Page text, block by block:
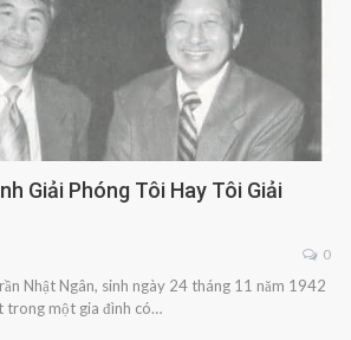
Giải Phóng Tôi Hay Tôi Giải
0
Nhật Ngân, sinh ngày 24 tháng 11 năm 1942
trong một gia đình có…